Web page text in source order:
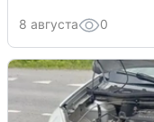
8 августа 0